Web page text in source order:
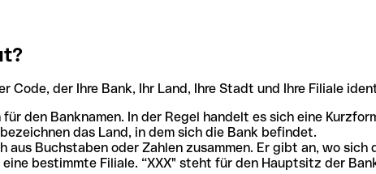
Code, der Ihre Bank, Ihr Land, Ihre Stadt und Ihre Filiale
den Banknamen. In der Regel handelt es sich eine
das Land, in dem sich die Bank befindet.
aus Buchstaben oder Zahlen zusammen. Er gibt an, wo
bestimmte Filiale. “XXX" steht für den Hauptsitz der